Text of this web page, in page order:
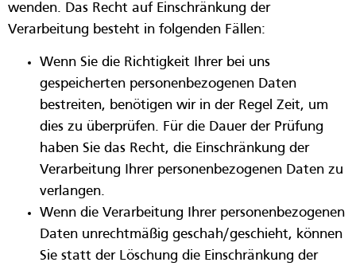
wenden. Das Recht auf Einschränkung der
Verarbeitung besteht in folgenden Fällen:
Wenn Sie die Richtigkeit Ihrer bei uns
gespeicherten personenbezogenen Daten
bestreiten, benötigen wir in der Regel Zeit, um
dies zu überprüfen. Für die Dauer der Prüfung
haben Sie das Recht, die Einschränkung der
Verarbeitung Ihrer personenbezogenen Daten zu
verlangen.
Wenn die Verarbeitung Ihrer personenbezogenen
Daten unrechtmäßig geschah/geschieht, können
Sie statt der Löschung die Einschränkung der